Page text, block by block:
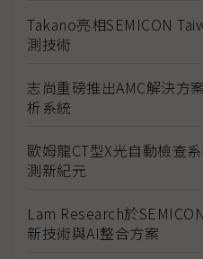
Takano亮相SEMICON
測技術
志尚重磅推出AMC解決方
析系統
歐姆龍CT型X光自動檢查
測新紀元
Lam Research於
新技術與AI整合方案